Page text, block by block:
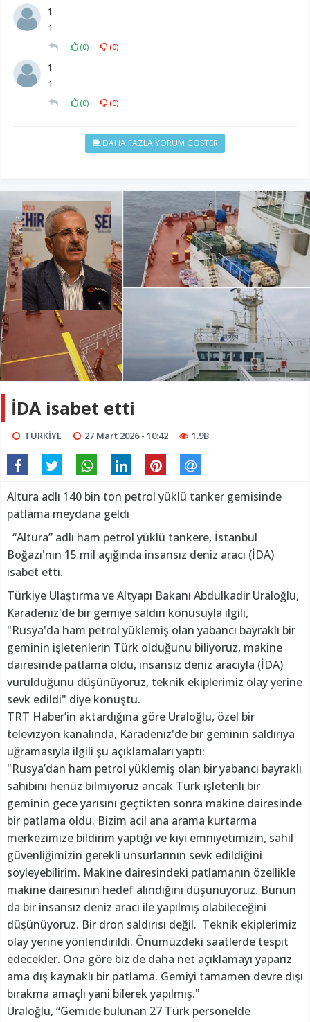
1
1
(0) (0)
1
1
(0) (0)
DAHA FAZLA YORUM GÖSTER
İDA isabet etti
TÜRKİYE 27 Mart 2026 - 10:42 1.9B
Altura adlı 140 bin ton petrol yüklü tanker gemisinde
patlama meydana geldi
“Altura” adlı ham petrol yüklü tankere, İstanbul
Boğazı'nın 15 mil açığında insansız deniz aracı (İDA)
isabet etti.
Türkiye Ulaştırma ve Altyapı Bakanı Abdulkadir Uraloğlu,
Karadeniz'de bir gemiye saldırı konusuyla ilgili,
"Rusya'da ham petrol yüklemiş olan yabancı bayraklı bir
geminin işletenlerin Türk olduğunu biliyoruz, makine
dairesinde patlama oldu, insansız deniz aracıyla (İDA)
vurulduğunu düşünüyoruz, teknik ekiplerimiz olay yerine
sevk edildi" diye konuştu.
TRT Haber’in aktardığına göre Uraloğlu, özel bir
televizyon kanalında, Karadeniz'de bir geminin saldırıya
uğramasıyla ilgili şu açıklamaları yaptı:
"Rusya’dan ham petrol yüklemiş olan bir yabancı bayraklı
sahibini henüz bilmiyoruz ancak Türk işletenli bir
geminin gece yarısını geçtikten sonra makine dairesinde
bir patlama oldu. Bizim acil ana arama kurtarma
merkezimize bildirim yaptığı ve kıyı emniyetimizin, sahil
güvenliğimizin gerekli unsurlarının sevk edildiğini
söyleyebilirim. Makine dairesindeki patlamanın özellikle
makine dairesinin hedef alındığını düşünüyoruz. Bunun
da bir insansız deniz aracı ile yapılmış olabileceğini
düşünüyoruz. Bir dron saldırısı değil. Teknik ekiplerimiz
olay yerine yönlendirildi. Önümüzdeki saatlerde tespit
edecekler. Ona göre biz de daha net açıklamayı yaparız
ama dış kaynaklı bir patlama. Gemiyi tamamen devre dışı
bırakma amaçlı yani bilerek yapılmış."
Uraloğlu, “Gemide bulunan 27 Türk personelde